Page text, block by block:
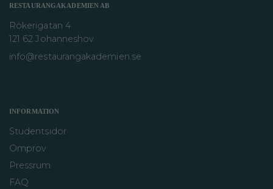
RESTAURANGAKADEMIEN AB
Rökerigatan 4
121 62 Johanneshov
info@restaurangakademien.se
INFORMATION
Studentsidor
Omprov
Pressrum
FAQ